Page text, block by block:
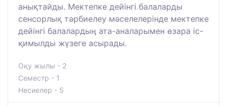
анықтайды. Мектепке дейінгі балаларды
сенсорлық тәрбиелеу мәселелерінде мектепке
дейінгі балалардың ата-аналарымен өзара іс-
қимылды жүзеге асырады.
Оқу жылы - 2
Семестр - 1
Несиелер - 5